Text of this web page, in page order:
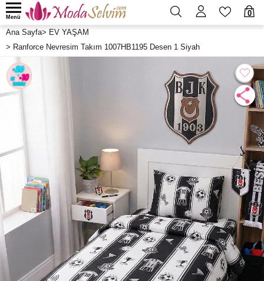
0
Menü
Ana Sayfa> EV YAŞAM
> Ranforce Nevresim Takım 1007HB1195 Desen 1 Siyah